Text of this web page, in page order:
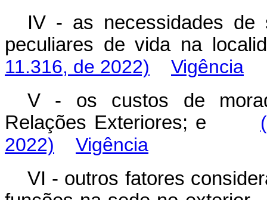
IV - as necessidades de
peculiares de vida na
11.316, de 2022)
Vigência
V - os custos de
Relações Exteriores; e
2022)
Vigência
VI - outros fatores